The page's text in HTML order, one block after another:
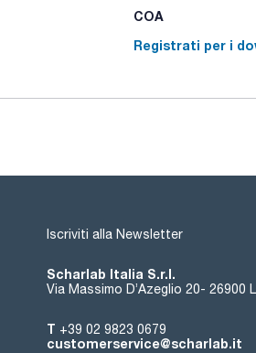
COA
Registrati per i
Iscriviti alla Newsletter
Scharlab Italia S.r.l.
Via Massimo D’Azeglio 20- 26900
T +39 02 9823 0679
customerservice@scharlab.it